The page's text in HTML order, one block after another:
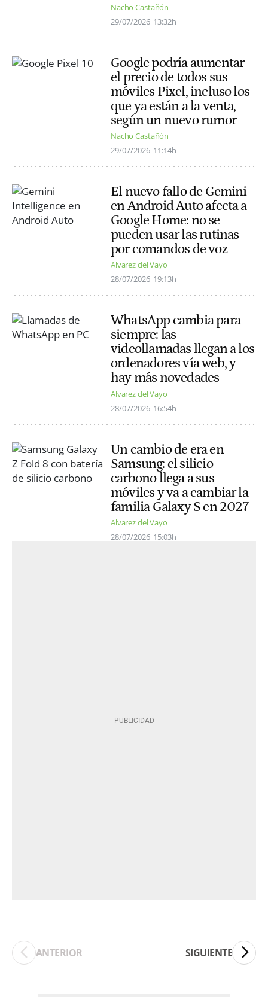
Nacho Castañón
29/07/2026 13:32h
Google podría aumentar
el precio de todos sus
móviles Pixel, incluso los
que ya están a la venta,
según un nuevo rumor
Nacho Castañón
29/07/2026 11:14h
El nuevo fallo de Gemini
en Android Auto afecta a
Google Home: no se
pueden usar las rutinas
por comandos de voz
Alvarez del Vayo
28/07/2026 19:13h
WhatsApp cambia para
siempre: las
videollamadas llegan a los
ordenadores vía web, y
hay más novedades
Alvarez del Vayo
28/07/2026 16:54h
Un cambio de era en
Samsung: el silicio
carbono llega a sus
móviles y va a cambiar la
familia Galaxy S en 2027
Alvarez del Vayo
28/07/2026 15:03h
ANTERIOR SIGUIENTE